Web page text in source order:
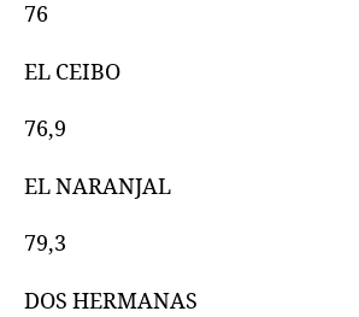
76
EL CEIBO
76,9
EL NARANJAL
79,3
DOS HERMANAS